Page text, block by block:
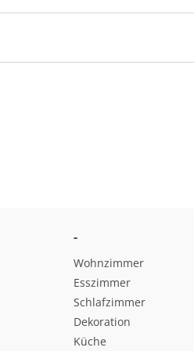
-
Wohnzimmer
Esszimmer
Schlafzimmer
Dekoration
Küche